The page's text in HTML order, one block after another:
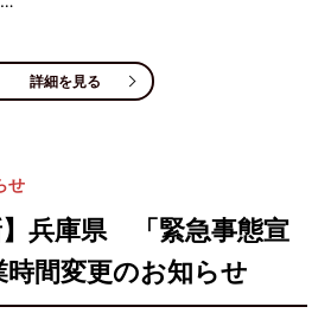
詳細を見る
せ
】兵庫県 「緊急事態宣
間変更のお知らせ